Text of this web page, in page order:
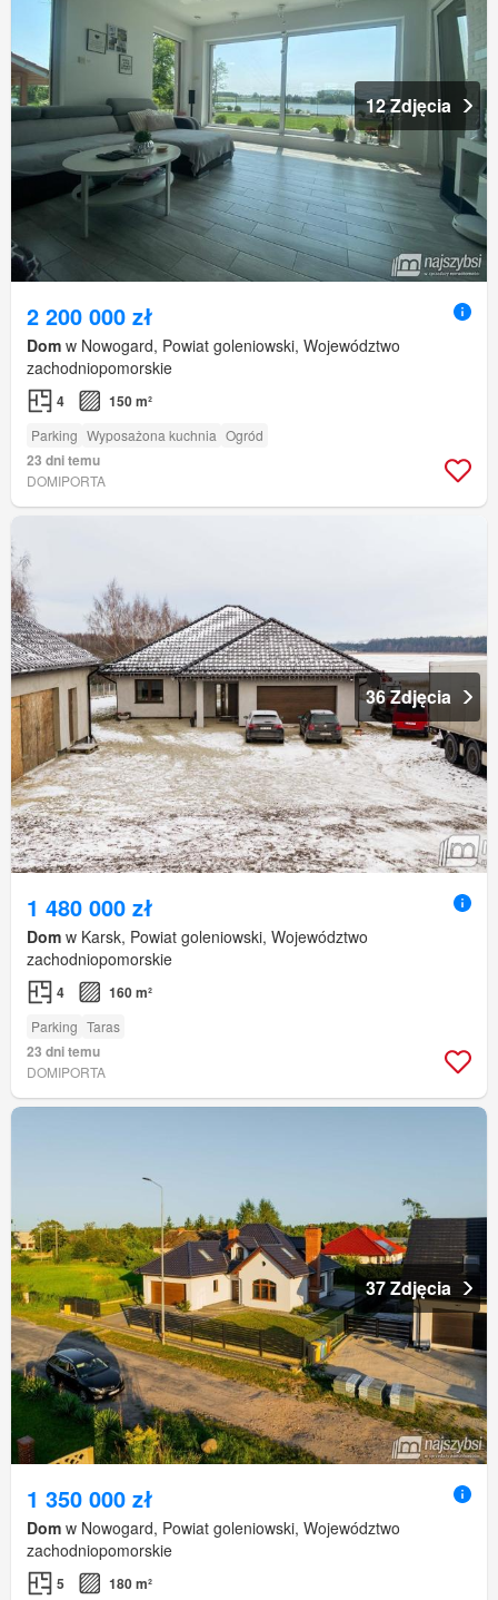
12 Zdjęcia
2 200 000 zł
Dom w Nowogard, Powiat goleniowski, Województwo
zachodniopomorskie
4 150 m²
Parking Wyposażona kuchnia Ogród
23 dni temu
DOMIPORTA
36 Zdjęcia
1 480 000 zł
Dom w Karsk, Powiat goleniowski, Województwo
zachodniopomorskie
4 160 m²
Parking Taras
23 dni temu
DOMIPORTA
37 Zdjęcia
1 350 000 zł
Dom w Nowogard, Powiat goleniowski, Województwo
zachodniopomorskie
5 180 m²